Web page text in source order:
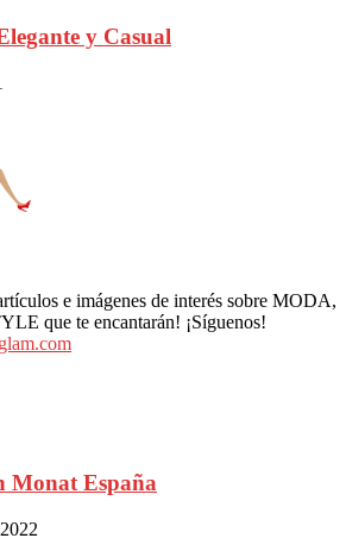
y Casual
e imágenes de interés sobre MODA,
que te encantarán! ¡Síguenos!
Monat España